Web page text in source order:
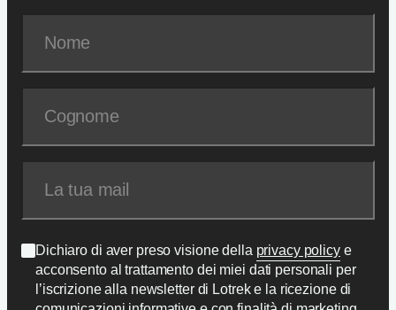
Dichiaro di aver preso visione della privacy policye
acconsento al trattamento dei miei dati personali per
l’iscrizione alla newsletter di Lotrek e la ricezione di